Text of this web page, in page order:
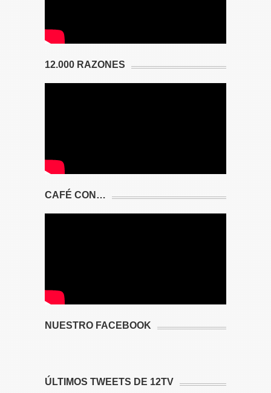
12.000 RAZONES
CAFÉ CON…
NUESTRO FACEBOOK
ÚLTIMOS TWEETS DE 12TV